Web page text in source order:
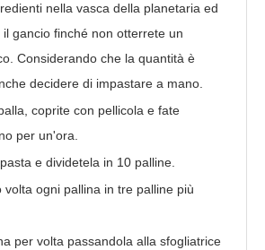
nella vasca della planetaria ed
il gancio finché non otterrete un
Considerando che la quantità è
decidere di impastare a mano.
coprite con pellicola e fate
per un'ora.
e dividetela in 10 palline.
volta ogni pallina in tre palline più
per volta passandola alla sfogliatrice